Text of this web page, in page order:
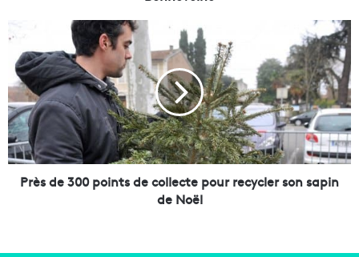
s
i
r
e
d
u
r
è
d
e
3
0
0
Près de 300 points de collecte pour recycler son sapin
de Noël